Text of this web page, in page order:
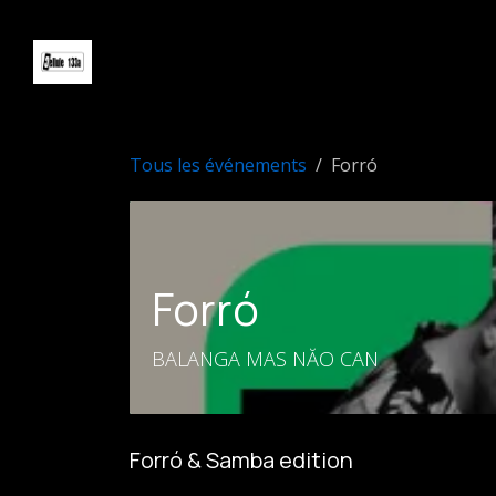
Tous les événements Forró
Forró
BALANGA MAS NĂO CAN
Forró & Samba edition